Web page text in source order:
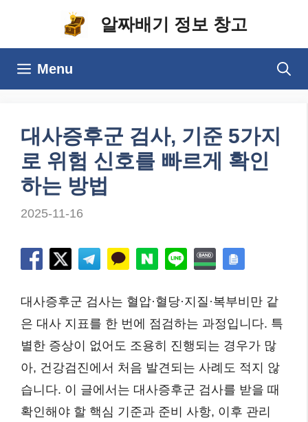
알짜배기 정보 창고
Menu
대사증후군 검사, 기준 5가지
로 위험 신호를 빠르게 확인
하는 방법
2025-11-16
대사증후군 검사는 혈압·혈당·지질·복부비만 같
은 대사 지표를 한 번에 점검하는 과정입니다. 특
별한 증상이 없어도 조용히 진행되는 경우가 많
아, 건강검진에서 처음 발견되는 사례도 적지 않
습니다. 이 글에서는 대사증후군 검사를 받을 때
확인해야 할 핵심 기준과 준비 사항, 이후 관리